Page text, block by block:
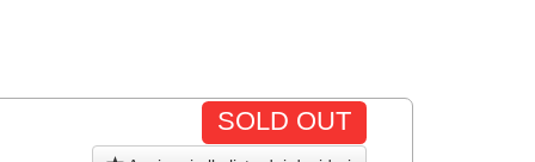
SOLD OUT